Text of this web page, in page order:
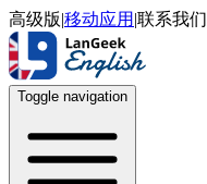
高级版|移动应用 |联系我们
Toggle navigation